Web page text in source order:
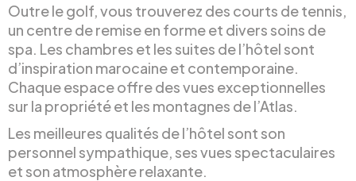
Outre le golf, vous trouverez des courts de tennis,
un centre de remise en forme et divers soins de
spa. Les chambres et les suites de l’hôtel sont
d’inspiration marocaine et contemporaine.
Chaque espace offre des vues exceptionnelles
sur la propriété et les montagnes de l’Atlas.
Les meilleures qualités de l’hôtel sont son
personnel sympathique, ses vues spectaculaires
et son atmosphère relaxante.